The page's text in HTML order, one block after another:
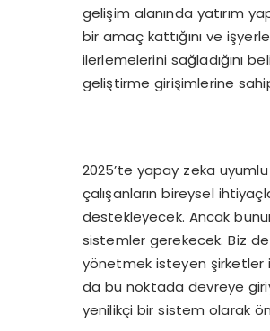
gelişim alanında yatırım
bir amaç kattığını ve
ilerlemelerini sağladığını
geliştirme girişimlerine
2025’te yapay zeka
çalışanların bireysel
destekleyecek. Ancak
sistemler gerekecek. Biz
yönetmek isteyen şirketler
da bu noktada devreye
yenilikçi bir sistem olarak